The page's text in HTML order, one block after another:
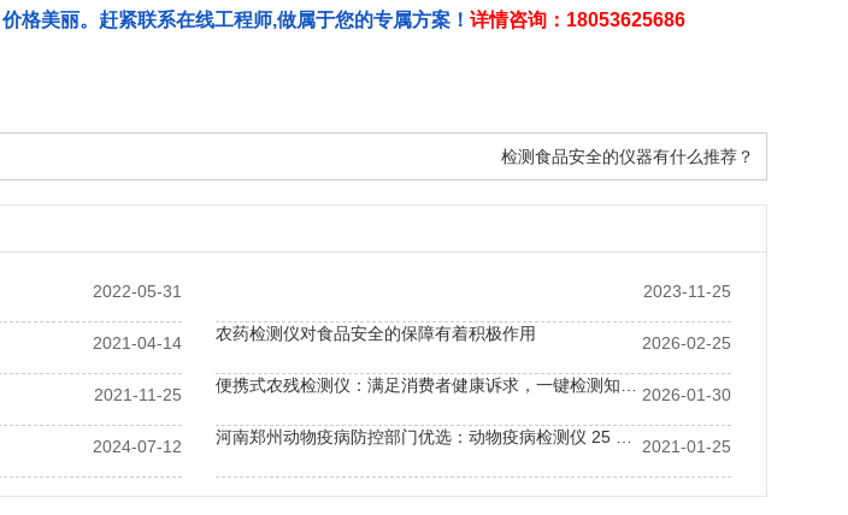
格美丽。赶紧联系在线工程师,做属于您的专属方案！ 详情咨询：18053625686
检测食品安全的仪器有什么推荐？
2022-05-31 2023-11-25
农药检测仪对食品安全的保障有着积极作用
2021-04-14 2026-02-25
2021-11-25 2026-01-30
2024-07-12 2021-01-25